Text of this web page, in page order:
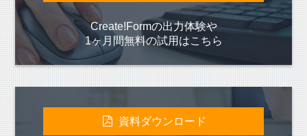
Create!Formの出力体験や
1ヶ月間無料の試用はこちら
資料ダウンロード